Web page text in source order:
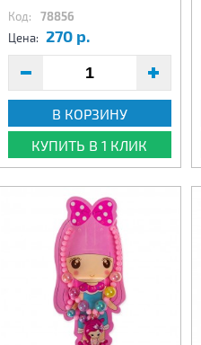
Код: 78856
Цена: 270 р.
В КОРЗИНУ
КУПИТЬ В 1 КЛИК